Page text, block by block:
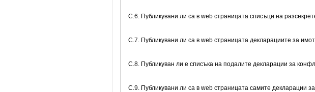
C.6. Публикувани ли са в web страницата списъци на
C.7. Публикувани ли са в web страницата декларациите за
C.8. Публикуван ли е списъка на подалите декларации за
C.9. Публикувани ли са в web страницата самите декларации